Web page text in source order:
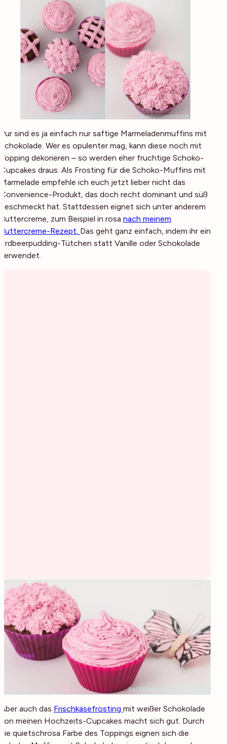
Pur sind es ja einfach nur saftige Marmeladenmuffins mit
Schokolade. Wer es opulenter mag, kann diese noch mit
Topping dekorieren – so werden eher fruchtige Schoko-
Cupcakes draus. Als Frosting für die Schoko-Muffins mit
Marmelade empfehle ich euch jetzt lieber nicht das
Convenience-Produkt, das doch recht dominant und süß
geschmeckt hat. Stattdessen eignet sich unter anderem
Buttercreme, zum Beispiel in rosa nach meinem
Buttercreme-Rezept. Das geht ganz einfach, indem ihr ein
Erdbeerpudding-Tütchen statt Vanille oder Schokolade
verwendet.
Aber auch das Frischkäsefrosting mit weißer Schokolade
von meinen Hochzeits-Cupcakes macht sich gut. Durch
die quietschrosa Farbe des Toppings eignen sich die